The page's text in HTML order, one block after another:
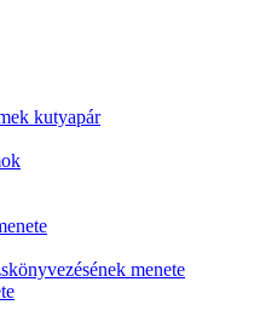
kutyapár
menete